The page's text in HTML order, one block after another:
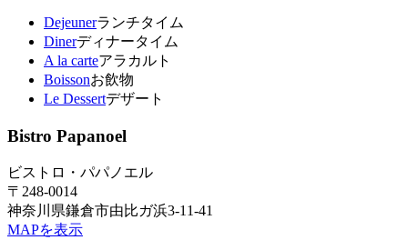
Dejeunerランチタイム
Dinerディナータイム
A la carteアラカルト
Boissonお飲物
Le Dessertデザート
Bistro Papanoel
ビストロ・パパノエル
〒248-0014
神奈川県鎌倉市由比ガ浜3-11-41
MAPを表示